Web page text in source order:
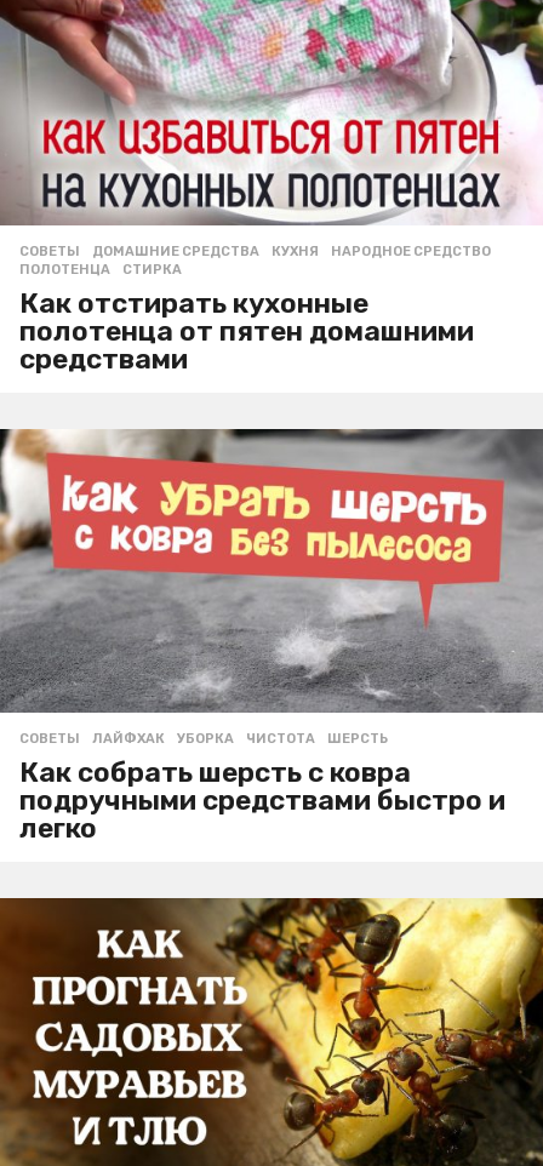
СОВЕТЫ ДОМАШНИЕ СРЕДСТВА ,КУХНЯ ,НАРОДНОЕ СРЕДСТВО
ПОЛОТЕНЦА
,СТИРКА
Как отстирать кухонные
полотенца от пятен домашними
средствами
СОВЕТЫ ЛАЙФХАК ,УБОРКА ,ЧИСТОТА ,ШЕРСТЬ
Как собрать шерсть с ковра
подручными средствами быстро и
легко